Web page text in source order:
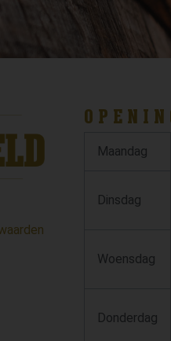
Maandag
Dinsdag
Woensdag
Donderdag